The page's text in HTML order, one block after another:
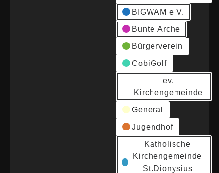
BIGWAM e.V.
Bunte Arche
Bürgerverein
CobiGolf
ev.
Kirchengemeinde
General
Jugendhof
Katholische
Kirchengemeinde
St.Dionysius